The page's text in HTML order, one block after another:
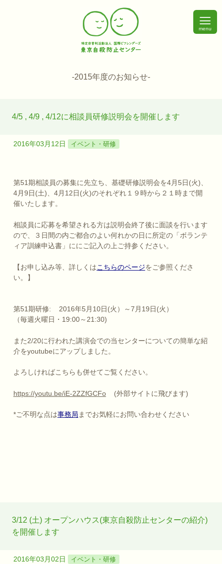
menu
-2015年度のお知らせ-
4/5 , 4/9 , 4/12に相談員研修説明会を開催します
2016年03月12日 イベント・研修
第51期相談員の募集に先立ち、基礎研修説明会を4月5日(火)、
4月9日(土)、4月12日(火)のそれぞれ１９時から２１時まで開
催いたします。
相談員に応募を希望される方は説明会終了後に面談を行います
ので、３日間の内ご都合のよい何れかの日に所定の「ボランテ
ィア訓練申込書」ににご記入の上ご持参ください。
【お申し込み等、詳しくはこちらのページをご参照くださ
い。】
第51期研修: 2016年5月10日(火）～7月19日(火）
（毎週火曜日・19:00～21:30)
また2/20に行われた講演会での当センターについての簡単な紹
介をyoutubeにアップしました。
よろしければこちらも併せてご覧ください。
https://youtu.be/iE-2ZZfGCFo(外部サイトに飛びます)
*ご不明な点は事務局までお気軽にお問い合わせください
3/12 (土) オープンハウス(東京自殺防止センターの紹介)
を開催します
2016年03月02日 イベント・研修